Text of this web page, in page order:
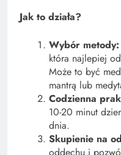
Jak to działa?
Wybór metody:
która najlepiej
Może to być
mantrą lub
Codzienna
10-20 minut
dnia.
Skupienie na
oddechu i